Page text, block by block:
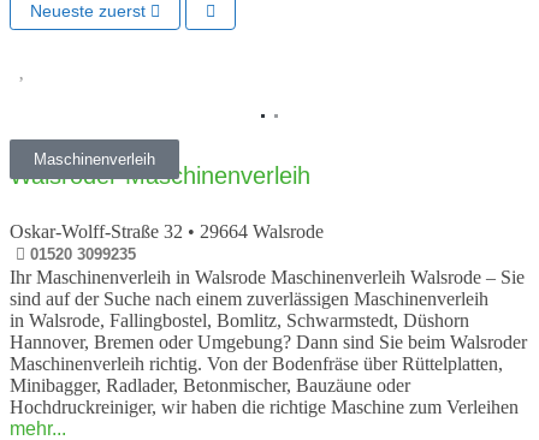
Neueste zuerst
Maschinenverleih
Walsroder Maschinenverleih
Oskar-Wolff-Straße 32 • 29664 Walsrode
01520 3099235
Ihr Maschinenverleih in Walsrode Maschinenverleih Walsrode – Sie
sind auf der Suche nach einem zuverlässigen Maschinenverleih
in Walsrode, Fallingbostel, Bomlitz, Schwarmstedt, Düshorn
Hannover, Bremen oder Umgebung? Dann sind Sie beim Walsroder
Maschinenverleih richtig. Von der Bodenfräse über Rüttelplatten,
Minibagger, Radlader, Betonmischer, Bauzäune oder
Hochdruckreiniger, wir haben die richtige Maschine zum Verleihen
mehr...